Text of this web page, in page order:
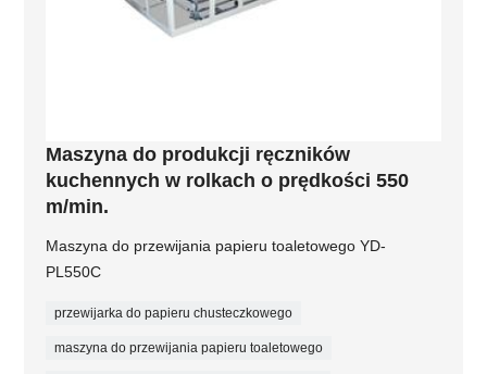
Maszyna do produkcji ręczników
kuchennych w rolkach o prędkości 550
m/min.
Maszyna do przewijania papieru toaletowego YD-
PL550C
przewijarka do papieru chusteczkowego
maszyna do przewijania papieru toaletowego